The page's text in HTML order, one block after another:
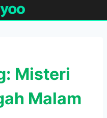
Misteri
Malam